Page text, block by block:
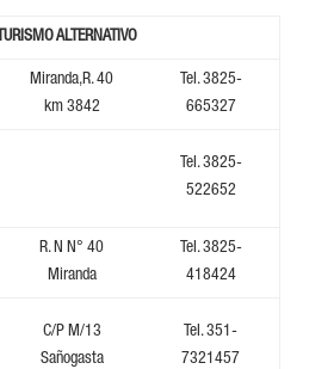
TURISMO ALTERNATIVO
Miranda,R. 40
km 3842
Tel. 3825-
665327
Tel. 3825-
522652
R. N N° 40
Miranda
Tel. 3825-
418424
C/P M/13
Sañogasta
Tel. 351-
7321457